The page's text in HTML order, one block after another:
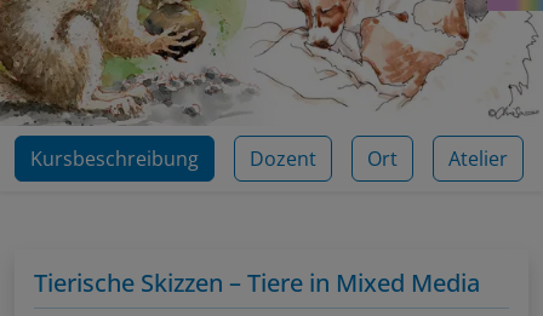
Kursbeschreibung Dozent Ort Atelier
Tierische Skizzen – Tiere in Mixed Media